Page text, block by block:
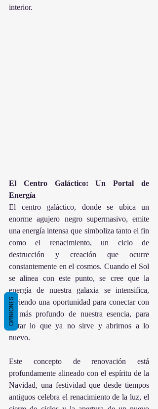
interior.
El Centro Galáctico: Un Portal de
Energía
El centro galáctico, donde se ubica un
enorme agujero negro supermasivo, emite
una energía intensa que simboliza tanto el fin
como el renacimiento, un ciclo de
destrucción y creación que ocurre
constantemente en el cosmos. Cuando el Sol
se alinea con este punto, se cree que la
energía de nuestra galaxia se intensifica,
abriendo una oportunidad para conectar con
lo más profundo de nuestra esencia, para
soltar lo que ya no sirve y abrirnos a lo
nuevo.
Este concepto de renovación está
profundamente alineado con el espíritu de la
Navidad, una festividad que desde tiempos
antiguos celebra el renacimiento de la luz, el
OPINIONES